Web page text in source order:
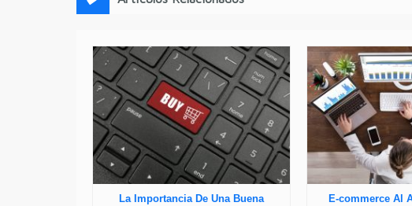
La Importancia De Una Buena
E-commerce Al